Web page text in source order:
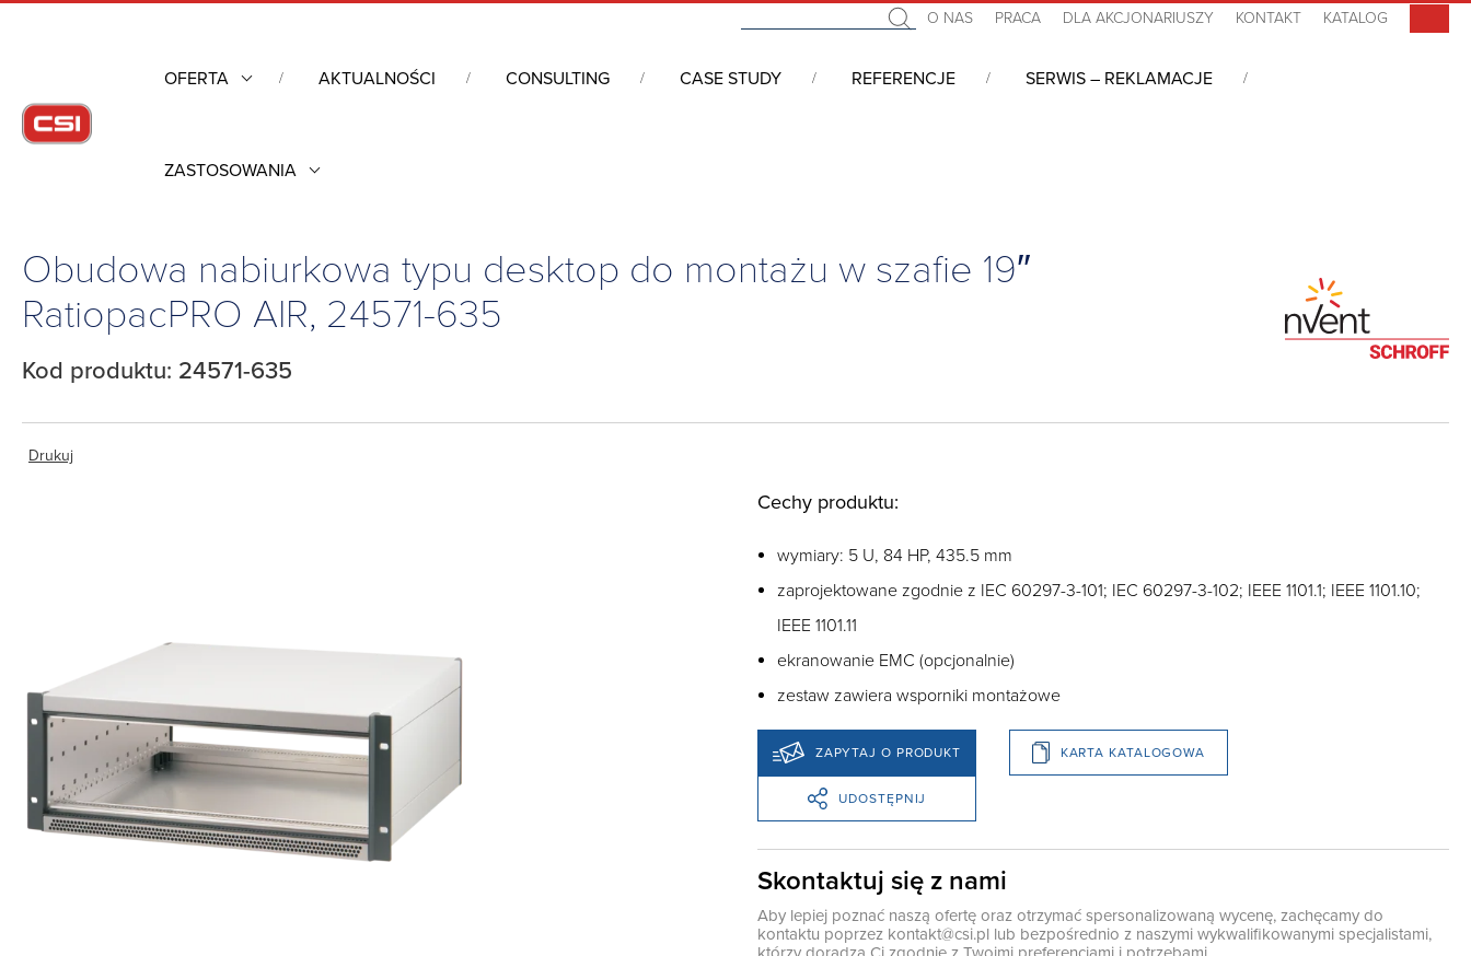
O NAS PRACA DLA AKCJONARIUSZY KONTAKT KATALOG
OFERTA AKTUALNOŚCI CONSULTING CASE STUDY REFERENCJE SERWIS – REKLAMACJE
ZASTOSOWANIA
Obudowy przemysłowe
Obudowa nabiurkowa typu desktop do montażu w szafie 19″
RatiopacPRO AIR, 24571-635
Kod produktu: 24571-635
Drukuj
Cechy produktu:
wymiary: 5 U, 84 HP, 435.5 mm
zaprojektowane zgodnie z IEC 60297-3-101; IEC 60297-3-102; IEEE 1101.1; IEEE 1101.10;
IEEE 1101.11
ekranowanie EMC (opcjonalnie)
zestaw zawiera wsporniki montażowe
ZAPYTAJ O PRODUKT KARTA KATALOGOWA
UDOSTĘPNIJ
Skontaktuj się z nami
Aby lepiej poznać naszą ofertę oraz otrzymać spersonalizowaną wycenę, zachęcamy do
kontaktu poprzez kontakt@csi.pl lub bezpośrednio z naszymi wykwalifikowanymi specjalistami,